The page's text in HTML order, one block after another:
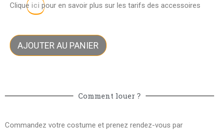
Clique ici pour en savoir plus sur les tarifs des accessoires
AJOUTER AU PANIER
Comment louer ?
Commandez votre costume et prenez rendez-vous par